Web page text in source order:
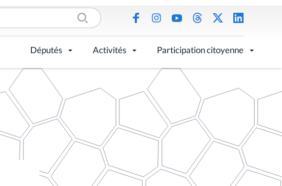
Députés Activités Participation citoyenne